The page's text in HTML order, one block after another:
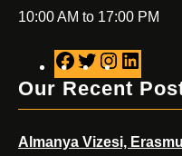
10:00 AM to 17:00 PM
F
a
b
T
w
t
n
a
i
e
Our Recent
Almanya Vizesi,